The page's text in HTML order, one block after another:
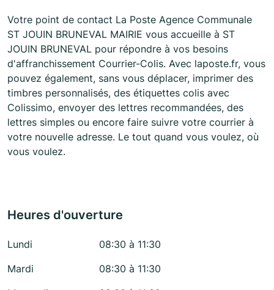
Votre point de contact La Poste Agence Communale
ST JOUIN BRUNEVAL MAIRIE vous accueille à ST
JOUIN BRUNEVAL pour répondre à vos besoins
d'affranchissement Courrier-Colis. Avec laposte.fr, vous
pouvez également, sans vous déplacer, imprimer des
timbres personnalisés, des étiquettes colis avec
Colissimo, envoyer des lettres recommandées, des
lettres simples ou encore faire suivre votre courrier à
votre nouvelle adresse. Le tout quand vous voulez, où
vous voulez.
Heures d'ouverture
Lundi
08:30 à 11:30
Mardi
08:30 à 11:30